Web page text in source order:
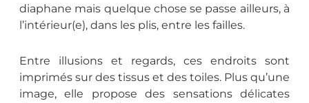
diaphane mais quelque chose se passe ailleurs, à
l’intérieur(e), dans les plis, entre les failles.
Entre illusions et regards, ces endroits sont
imprimés sur des tissus et des toiles. Plus qu’une
image, elle propose des sensations délicates